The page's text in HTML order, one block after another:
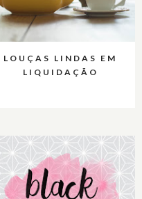
LOUÇAS LINDAS EM
LIQUIDAÇÃO